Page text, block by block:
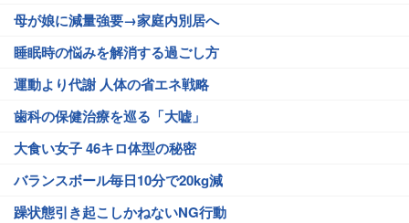
母が娘に減量強要→家庭内別居へ
睡眠時の悩みを解消する過ごし方
運動より代謝 人体の省エネ戦略
歯科の保健治療を巡る「大嘘」
大食い女子 46キロ体型の秘密
バランスボール毎日10分で20kg減
躁状態引き起こしかねないNG行動